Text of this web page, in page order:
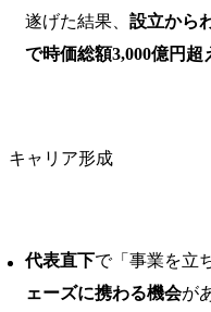
遂げた結果、 設立から
で時価総額3,000億円超
キャリア形成
代表直下で「事業を立
ェーズに携わる機会が